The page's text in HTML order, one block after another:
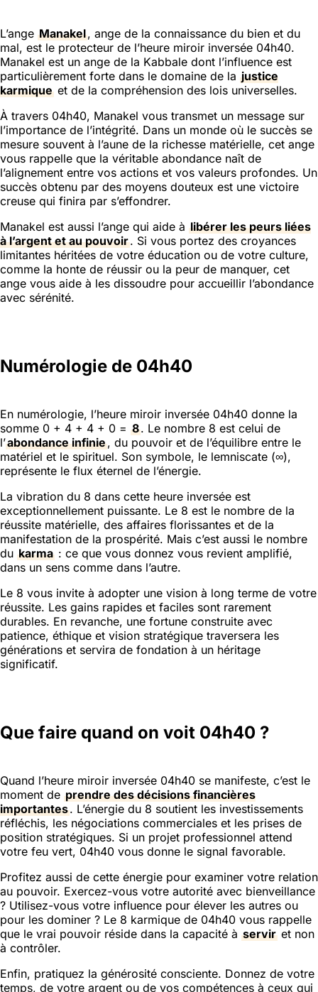
L’ange Manakel, ange de la connaissance du bien et du
mal, est le protecteur de l’heure miroir inversée 04h40.
Manakel est un ange de la Kabbale dont l’influence est
particulièrement forte dans le domaine de la justice
karmique et de la compréhension des lois universelles.
À travers 04h40, Manakel vous transmet un message sur
l’importance de l’intégrité. Dans un monde où le succès se
mesure souvent à l’aune de la richesse matérielle, cet ange
vous rappelle que la véritable abondance naît de
l’alignement entre vos actions et vos valeurs profondes. Un
succès obtenu par des moyens douteux est une victoire
creuse qui finira par s’effondrer.
Manakel est aussi l’ange qui aide à libérer les peurs liées
à l’argent et au pouvoir. Si vous portez des croyances
limitantes héritées de votre éducation ou de votre culture,
comme la honte de réussir ou la peur de manquer, cet
ange vous aide à les dissoudre pour accueillir l’abondance
avec sérénité.
Numérologie de 04h40
En numérologie, l’heure miroir inversée 04h40 donne la
somme 0 + 4 + 4 + 0 = 8. Le nombre 8 est celui de
l’abondance infinie, du pouvoir et de l’équilibre entre le
matériel et le spirituel. Son symbole, le lemniscate (∞),
représente le flux éternel de l’énergie.
La vibration du 8 dans cette heure inversée est
exceptionnellement puissante. Le 8 est le nombre de la
réussite matérielle, des affaires florissantes et de la
manifestation de la prospérité. Mais c’est aussi le nombre
du karma : ce que vous donnez vous revient amplifié,
dans un sens comme dans l’autre.
Le 8 vous invite à adopter une vision à long terme de votre
réussite. Les gains rapides et faciles sont rarement
durables. En revanche, une fortune construite avec
patience, éthique et vision stratégique traversera les
générations et servira de fondation à un héritage
significatif.
Que faire quand on voit 04h40 ?
Quand l’heure miroir inversée 04h40 se manifeste, c’est le
moment de prendre des décisions financières
importantes. L’énergie du 8 soutient les investissements
réfléchis, les négociations commerciales et les prises de
position stratégiques. Si un projet professionnel attend
votre feu vert, 04h40 vous donne le signal favorable.
Profitez aussi de cette énergie pour examiner votre relation
au pouvoir. Exercez-vous votre autorité avec bienveillance
? Utilisez-vous votre influence pour élever les autres ou
pour les dominer ? Le 8 karmique de 04h40 vous rappelle
que le vrai pouvoir réside dans la capacité à servir et non
à contrôler.
Enfin, pratiquez la générosité consciente. Donnez de votre
temps, de votre argent ou de vos compétences à ceux qui